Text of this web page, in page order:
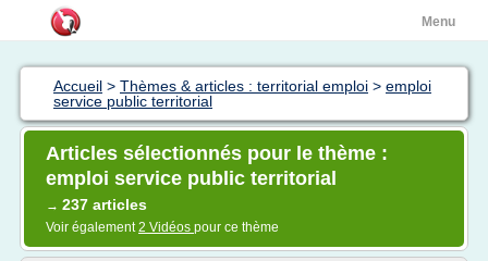
Menu
Accueil > Thèmes & articles : territorial emploi > emploi
service public territorial
Articles sélectionnés pour le thème :
emploi service public territorial
→ 237 articles
Voir également2 Vidéos pour ce thème